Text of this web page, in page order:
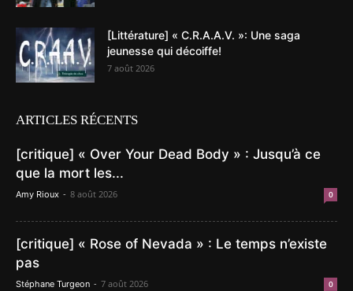
[Littérature] « C.R.A.A.V. »: Une saga
jeunesse qui décoiffe!
7 août 2026
ARTICLES RÉCENTS
[critique] « Over Your Dead Body » : Jusqu’à ce
que la mort les...
Amy Rioux - 8 août 2026 0
[critique] « Rose of Nevada » : Le temps n’existe
pas
Stéphane Turgeon - 7 août 2026 0